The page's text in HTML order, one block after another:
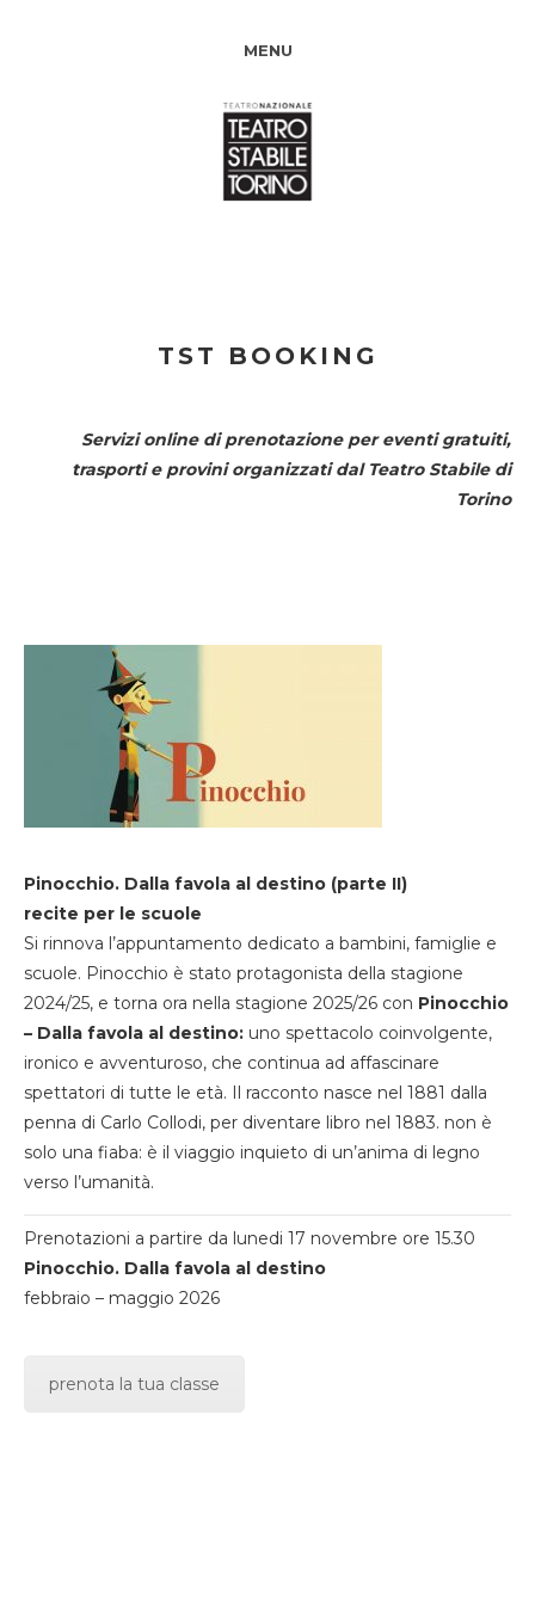
MENU
TST BOOKING
Servizi online di prenotazione per eventi gratuiti,
trasporti e provini organizzati dal Teatro Stabile di
Torino
Pinocchio. Dalla favola al destino (parte II)
recite per le scuole
Si rinnova l’appuntamento dedicato a bambini, famiglie e
scuole. Pinocchio è stato protagonista della stagione
2024/25, e torna ora nella stagione 2025/26 con Pinocchio
– Dalla favola al destino: uno spettacolo coinvolgente,
ironico e avventuroso, che continua ad affascinare
spettatori di tutte le età. Il racconto nasce nel 1881 dalla
penna di Carlo Collodi, per diventare libro nel 1883. non è
solo una fiaba: è il viaggio inquieto di un’anima di legno
verso l’umanità.
Prenotazioni a partire da lunedi 17 novembre ore 15.30
Pinocchio. Dalla favola al destino
febbraio – maggio 2026
prenota la tua classe